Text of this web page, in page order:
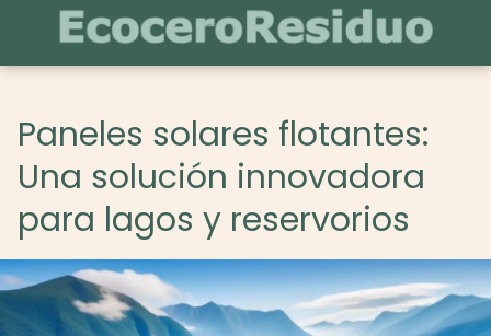
Paneles solares flotantes:
Una solución innovadora
para lagos y reservorios